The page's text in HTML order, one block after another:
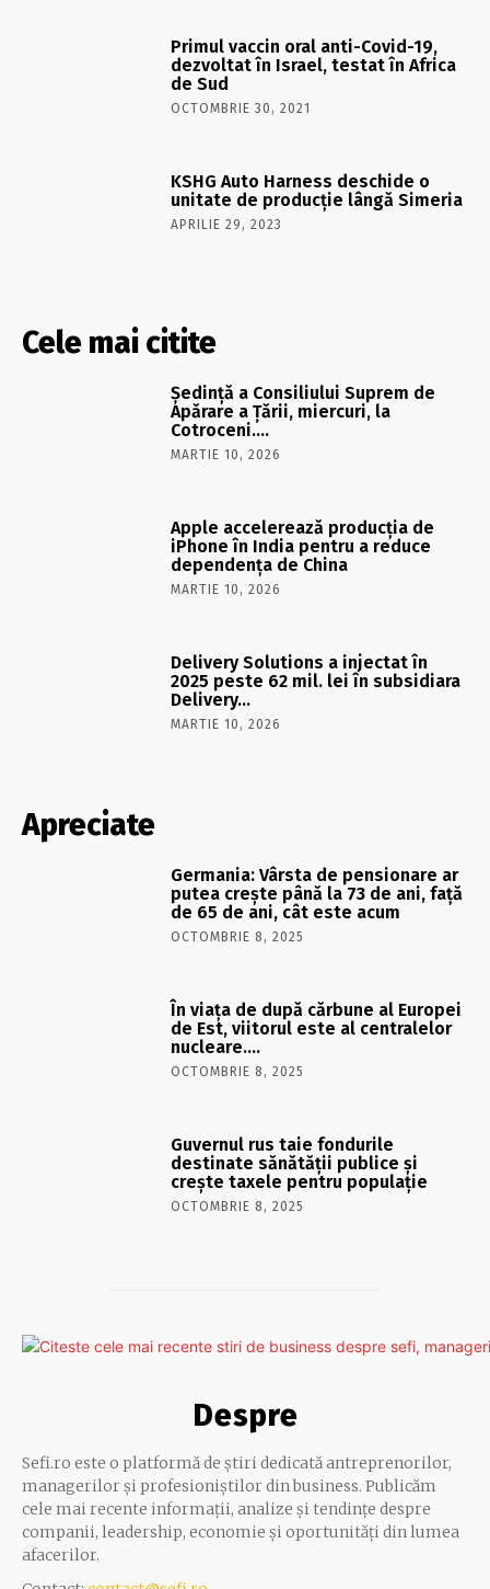
Primul vaccin oral anti-Covid-19,
dezvoltat în Israel, testat în Africa
de Sud
OCTOMBRIE 30, 2021
KSHG Auto Harness deschide o
unitate de producţie lângă Simeria
APRILIE 29, 2023
Cele mai citite
Şedinţă a Consiliului Suprem de
Apărare a Ţării, miercuri, la
Cotroceni….
MARTIE 10, 2026
Apple accelerează producția de
iPhone în India pentru a reduce
dependența de China
MARTIE 10, 2026
Delivery Solutions a injectat în
2025 peste 62 mil. lei în subsidiara
Delivery…
MARTIE 10, 2026
Apreciate
Germania: Vârsta de pensionare ar
putea crește până la 73 de ani, față
de 65 de ani, cât este acum
OCTOMBRIE 8, 2025
În viaţa de după cărbune al Europei
de Est, viitorul este al centralelor
nucleare….
OCTOMBRIE 8, 2025
Guvernul rus taie fondurile
destinate sănătății publice și
crește taxele pentru populație
OCTOMBRIE 8, 2025
Despre
Sefi.ro este o platformă de știri dedicată antreprenorilor,
managerilor și profesioniștilor din business. Publicăm
cele mai recente informații, analize și tendințe despre
companii, leadership, economie și oportunități din lumea
afacerilor.